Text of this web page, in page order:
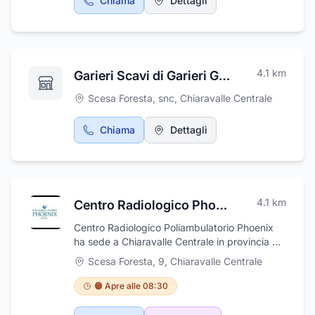
Garieri Scavi di Garieri Giuseppe 4.1 km
Scesa Foresta, snc, Chiaravalle Centrale
Chiama Dettagli
Centro Radiologico Phoenix "La Fenice Srl" 4.1 km
Centro Radiologico Poliambulatorio Phoenix
ha sede a Chiaravalle Centrale in provincia di
Catanzaro ed è vicinissimo alla provincia di
Vibo Valentia. Il centro offe una moltitudine di
servizi di diagnostica mediante risonanza
magnetica aperta, radiografia tradizionale,
ecografia, mammografia, orto panoramica
Scesa Foresta, 9, Chiaravalle Centrale
🟠 Apre alle 08:30